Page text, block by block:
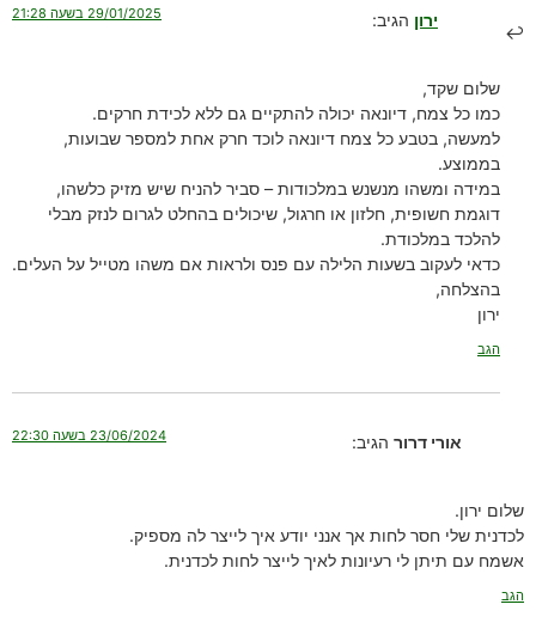
ירון הגיב: 29/01/2025 בשעה 21:28
שלום שקד,
כמו כל צמח, דיונאה יכולה להתקיים גם ללא לכידת חרקים.
למעשה, בטבע כל צמח דיונאה לוכד חרק אחת למספר שבועות,
בממוצע.
במידה ומשהו מנשנש במלכודות – סביר להניח שיש מזיק כלשהו,
דוגמת חשופית, חלזון או חרגול, שיכולים בהחלט לגרום לנזק מבלי
להלכד במלכודת.
כדאי לעקוב בשעות הלילה עם פנס ולראות אם משהו מטייל על העלים.
בהצלחה,
ירון
הגב
אורי דרור הגיב: 23/06/2024 בשעה 22:30
שלום ירון.
לכדנית שלי חסר לחות אך אנני יודע איך לייצר לה מספיק.
אשמח עם תיתן לי רעיונות לאיך לייצר לחות לכדנית.
הגב